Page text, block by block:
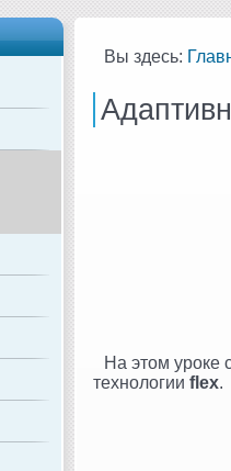
Вы здесь:
На этом уроке
технологии flex.